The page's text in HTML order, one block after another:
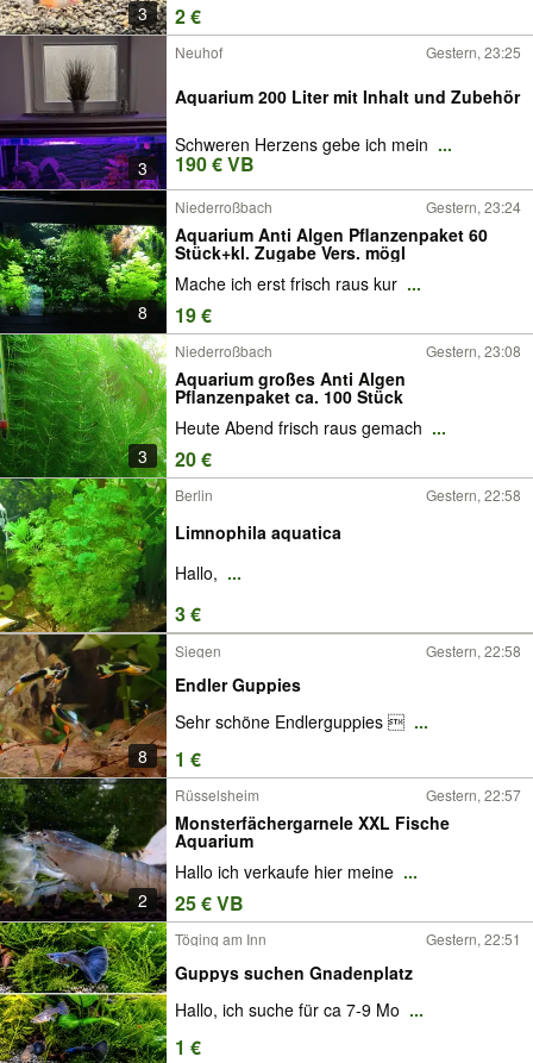
3 2 €
3
Neuhof Gestern, 23:25
Aquarium 200 Liter mit Inhalt und Zubehör
Schweren Herzens gebe ich mein ...
190 € VB
8
Niederroßbach Gestern, 23:24
Aquarium Anti Algen Pflanzenpaket 60
Stück+kl. Zugabe Vers. mögl
Mache ich erst frisch raus kur ...
19 €
3
Niederroßbach Gestern, 23:08
Aquarium großes Anti Algen
Pflanzenpaket ca. 100 Stück
Heute Abend frisch raus gemach ...
20 €
Berlin Gestern, 22:58
Limnophila aquatica
Hallo, ...
3 €
8
Siegen Gestern, 22:58
Endler Guppies
Sehr schöne Endlerguppies  ...
1 €
2
Rüsselsheim Gestern, 22:57
Monsterfächergarnele XXL Fische
Aquarium
Hallo ich verkaufe hier meine ...
25 € VB
Töging am Inn Gestern, 22:51
Guppys suchen Gnadenplatz
Hallo, ich suche für ca 7-9 Mo ...
1 €